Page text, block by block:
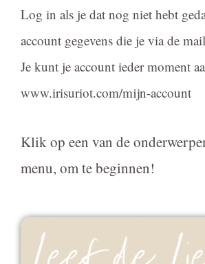
Log in als je dat nog niet hebt
account gegevens die je via de
Je kunt je account ieder moment
www.irisuriot.com/mijn-account
Klik op een van de
menu, om te beginnen!